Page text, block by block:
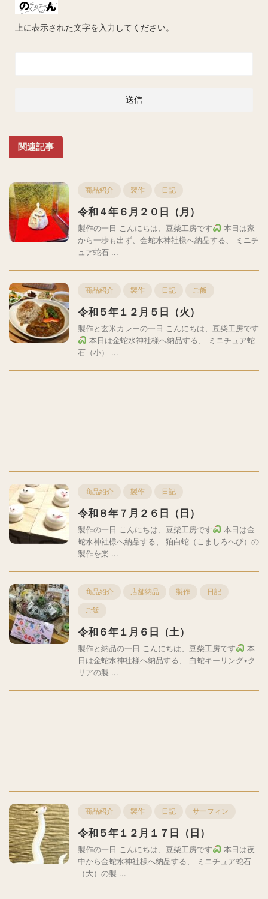
上に表示された文字を入力してください。
関連記事
商品紹介 製作 日記
令和４年６月２０日（月）
製作の一日 こんにちは、豆柴工房です
本日は家
から一歩も出ず、金蛇水神社様へ納品する、 ミニチ
ュア蛇石 ...
商品紹介 製作 日記 ご飯
令和５年１２月５日（火）
製作と玄米カレーの一日 こんにちは、豆柴工房です
本日は金蛇水神社様へ納品する、 ミニチュア蛇
石（小） ...
商品紹介 製作 日記
令和８年７月２６日（日）
製作の一日 こんにちは、豆柴工房です
本日は金
蛇水神社様へ納品する、 狛白蛇（こましろへび）の
製作を楽 ...
商品紹介 店舗納品 製作 日記
ご飯
令和６年１月６日（土）
製作と納品の一日 こんにちは、豆柴工房です
本
日は金蛇水神社様へ納品する、 白蛇キーリング•ク
リアの製 ...
商品紹介 製作 日記 サーフィン
令和５年１２月１７日（日）
製作の一日 こんにちは、豆柴工房です
本日は夜
中から金蛇水神社様へ納品する、 ミニチュア蛇石
（大）の製 ...